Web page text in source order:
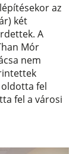
az
két
A
Mór
nem
fel
fel a városi